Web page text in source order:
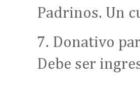
Padrinos. Un
7. Donativo
Debe ser